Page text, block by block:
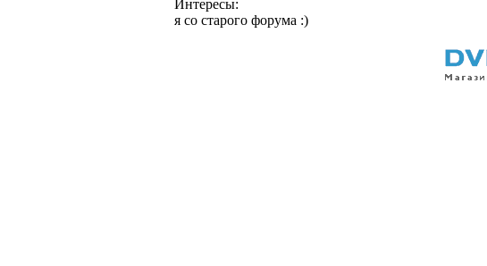
Интересы:
я со старого форума :)